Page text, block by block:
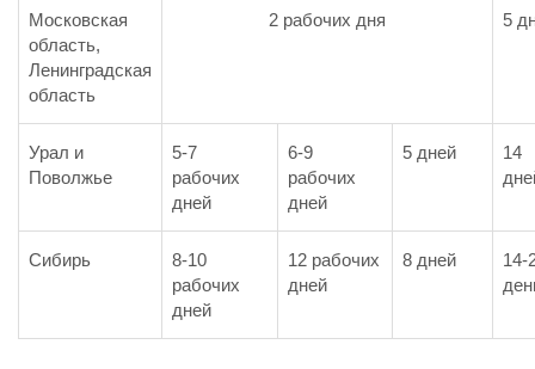
Московская
область,
Ленинградская
область
2 рабочих дня 5
Урал и
Поволжье
5-7
рабочих
дней
6-9
рабочих
дней
5 дней
14
Сибирь
8-10
рабочих
дней
12 рабочих
дней
8 дней
14-